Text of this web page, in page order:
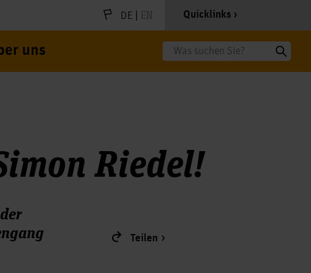
DE | EN Quicklinks
uns Suche
Riedel!
Teilen